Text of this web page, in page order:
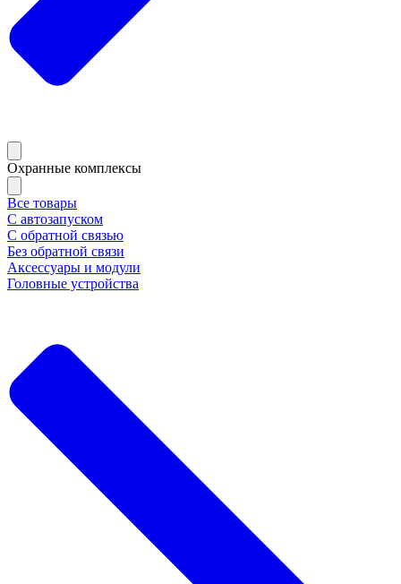
Охранные комплексы
Все товары
С автозапуском
С обратной связью
Без обратной связи
Аксессуары и модули
Головные устройства